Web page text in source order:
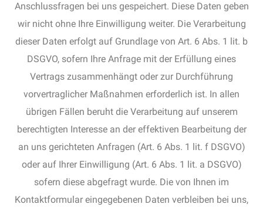
Anschlussfragen bei uns gespeichert. Diese Daten geben
wir nicht ohne Ihre Einwilligung weiter. Die Verarbeitung
dieser Daten erfolgt auf Grundlage von Art. 6 Abs. 1 lit. b
DSGVO, sofern Ihre Anfrage mit der Erfüllung eines
Vertrags zusammenhängt oder zur Durchführung
vorvertraglicher Maßnahmen erforderlich ist. In allen
übrigen Fällen beruht die Verarbeitung auf unserem
berechtigten Interesse an der effektiven Bearbeitung der
an uns gerichteten Anfragen (Art. 6 Abs. 1 lit. f DSGVO)
oder auf Ihrer Einwilligung (Art. 6 Abs. 1 lit. a DSGVO)
sofern diese abgefragt wurde. Die von Ihnen im
Kontaktformular eingegebenen Daten verbleiben bei uns,